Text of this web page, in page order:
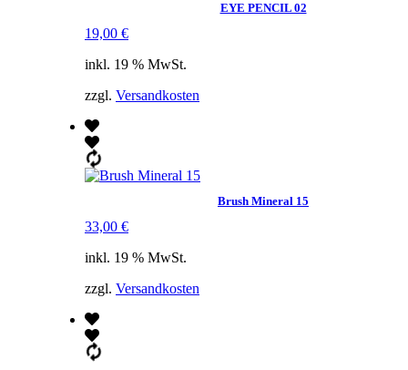
EYE PENCIL 02
19,00 €
inkl. 19 % MwSt.
zzgl. Versandkosten
Brush Mineral 15
33,00 €
inkl. 19 % MwSt.
zzgl. Versandkosten